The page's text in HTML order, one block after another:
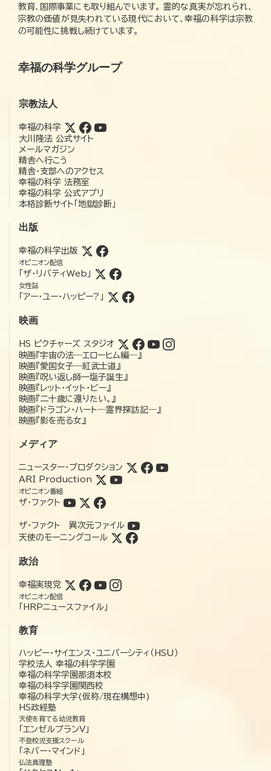
教育、国際事業にも取り組んでいます。 霊的な真実が忘れられ、
宗教の価値が見失われている現代において、幸福の科学は宗教
の可能性に挑戦し続けています。
幸福の科学グループ
宗教法人
幸福の科学
大川隆法 公式サイト
メールマガジン
精舎へ行こう
精舎・支部へのアクセス
幸福の科学 法務室
幸福の科学 公式アプリ
本格診断サイト「地獄診断」
出版
幸福の科学出版
オピニオン配信
「ザ・リバティWeb」
女性誌
「アー・ユー・ハッピー?」
映画
HS ピクチャーズ スタジオ
映画『宇宙の法―エローヒム編―』
映画『愛国女子―紅武士道』
映画『呪い返し師—塩子誕生』
映画『レット・イット・ビー』
映画『二十歳に還りたい。』
映画『ドラゴン・ハート―霊界探訪記―』
映画『影を売る女』
メディア
ニュースター・プロダクション
ARI Production
オピニオン番組
ザ・ファクト
ザ・ファクト 異次元ファイル
天使のモーニングコール
政治
幸福実現党
オピニオン配信
「HRPニュースファイル」
教育
ハッピー・サイエンス・ユニバーシティ（HSU）
学校法人 幸福の科学学園
幸福の科学学園那須本校
幸福の科学学園関西校
幸福の科学大学(仮称/現在構想中)
HS政経塾
天使を育てる幼児教育
「エンゼルプランV」
不登校児支援スクール
「ネバー・マインド」
仏法真理塾